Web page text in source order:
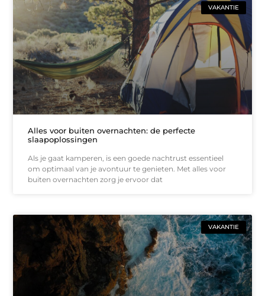
VAKANTIE
Alles voor buiten overnachten: de perfecte
slaapoplossingen
Als je gaat kamperen, is een goede nachtrust essentieel
om optimaal van je avontuur te genieten. Met alles voor
buiten overnachten zorg je ervoor dat
VAKANTIE